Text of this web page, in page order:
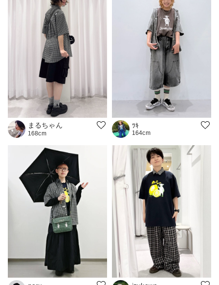
まるちゃん
168cm
ﾂｷ
164cm